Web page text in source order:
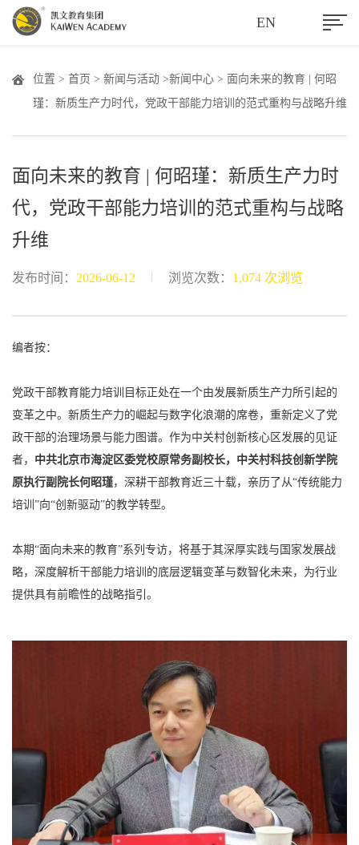
EN
位置 > 首页 > 新闻与活动 >新闻中心 > 面向未来的教育 | 何昭
瑾：新质生产力时代，党政干部能力培训的范式重构与战略升维
面向未来的教育 | 何昭瑾：新质生产力时
代，党政干部能力培训的范式重构与战略
升维
发布时间： 2026-06-12 浏览次数： 1,074 次浏览
编者按：
党政干部教育能力培训目标正处在一个由发展新质生产力所引起的
变革之中。新质生产力的崛起与数字化浪潮的席卷，重新定义了党
政干部的治理场景与能力图谱。作为中关村创新核心区发展的见证
者， 中共北京市海淀区委党校原常务副校长，中关村科技创新学院
原执行副院长何昭瑾，深耕干部教育近三十载，亲历了从“传统能力
培训”向“创新驱动”的教学转型。
本期“面向未来的教育”系列专访，将基于其深厚实践与国家发展战
略，深度解析干部能力培训的底层逻辑变革与数智化未来，为行业
提供具有前瞻性的战略指引。